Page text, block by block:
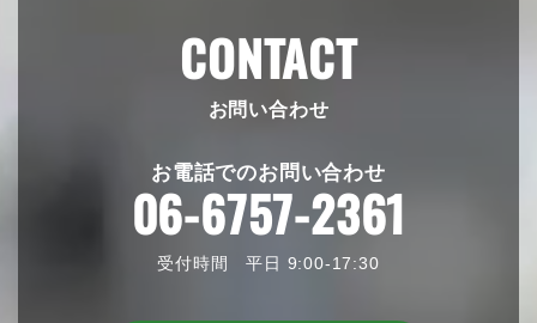
CONTACT
お問い合わせ
お電話でのお問い合わせ
06-6757-2361
受付時間 平日 9:00-17:30